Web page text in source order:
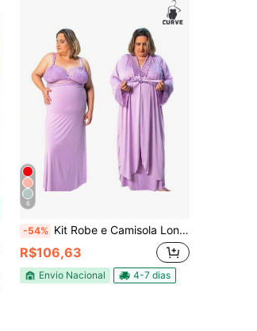
6
-54% Kit Robe e Camisola Longos Plus Size Amamentação com Recorte Lateral Conforto Maternidade Gestante
R$106,63
Envio Nacional 4-7 dias